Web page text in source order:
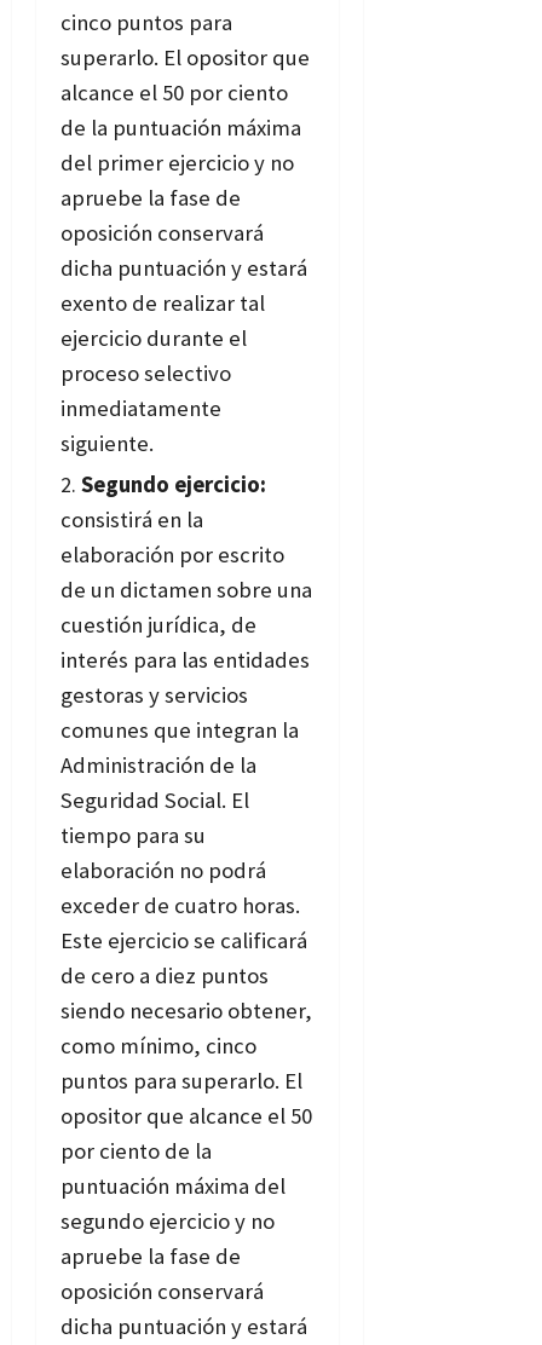
cinco puntos para
superarlo. El opositor que
alcance el 50 por ciento
de la puntuación máxima
del primer ejercicio y no
apruebe la fase de
oposición conservará
dicha puntuación y estará
exento de realizar tal
ejercicio durante el
proceso selectivo
inmediatamente
siguiente.
Segundo ejercicio:
consistirá en la
elaboración por escrito
de un dictamen sobre una
cuestión jurídica, de
interés para las entidades
gestoras y servicios
comunes que integran la
Administración de la
Seguridad Social. El
tiempo para su
elaboración no podrá
exceder de cuatro horas.
Este ejercicio se calificará
de cero a diez puntos
siendo necesario obtener,
como mínimo, cinco
puntos para superarlo. El
opositor que alcance el 50
por ciento de la
puntuación máxima del
segundo ejercicio y no
apruebe la fase de
oposición conservará
dicha puntuación y estará